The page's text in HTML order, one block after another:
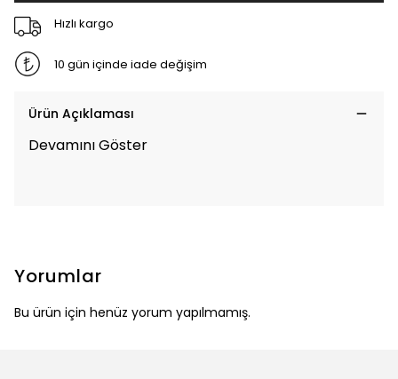
Hızlı kargo
10 gün içinde iade değişim
Ürün Açıklaması
Devamını Göster
Yorumlar
Bu ürün için henüz yorum yapılmamış.